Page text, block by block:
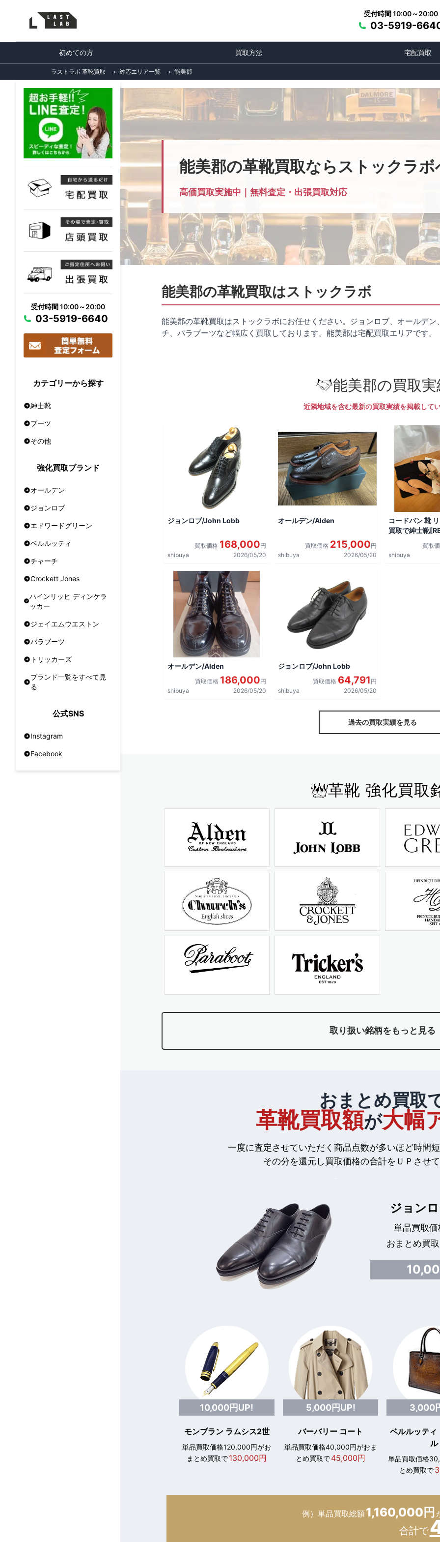
受付時間 10:00～20:00
03-5919-
初めての方 買取方法 宅配買取
ラストラボ 革靴買取 ＞ 対応エリア一覧 ＞ 能美郡
受付時間 10:00～20:00
03-5919-6640
カテゴリーから探す
紳士靴
ブーツ
その他
強化買取ブランド
オールデン
ジョンロブ
エドワードグリーン
ベルルッティ
チャーチ
Crockett Jones
ハインリッヒ ディンケラ
ッカー
ジェイエムウエストン
パラブーツ
トリッカーズ
ブランド一覧をすべて見
る
公式SNS
Instagram
Facebook
能美郡の革靴買取ならストックラボ
高価買取実施中｜無料査定・出張買取対応
能美郡の革靴買取はストックラボ
能美郡の革靴買取はストックラボにお任せください。ジョンロブ、オールデ
チ、パラブーツなど幅広く買取しております。能美郡は宅配買取エリアです。
能美郡の買取実
近隣地域を含む最新の買取実績を掲載して
ジョンロブ/John Lobb
買取価格 168,000円
shibuya
2026/05/20
オールデン/Alden
買取価格 215,000円
shibuya
2026/05/20
コードバン 靴
買取で紳士靴
買取
shibuya
オールデン/Alden
買取価格 186,000円
shibuya
2026/05/20
ジョンロブ/John Lobb
買取価格 64,791 円
shibuya
2026/05/20
過去の買取実績を見る
革靴 強化買取
取り扱い銘柄をもっと見る
おまとめ買取
革靴買取額が大幅
一度に査定させていただく商品点数が多いほど時間
その分を還元し買取価格の合計をＵＰさせ
ジョン
単品買取
おまとめ買
10,000円UP!
モンブラン ラムシス2世
単品買取価格120,000円がお
まとめ買取で130,000円
5,000円UP!
バーバリー コート
単品買取価格40,000円がおま
とめ買取で45,000円
3,000
ベルルッティ
ル
単品買取価格
とめ買取で
例）単品買取総額1,160,000円
合計で